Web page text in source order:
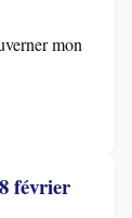
mon
février